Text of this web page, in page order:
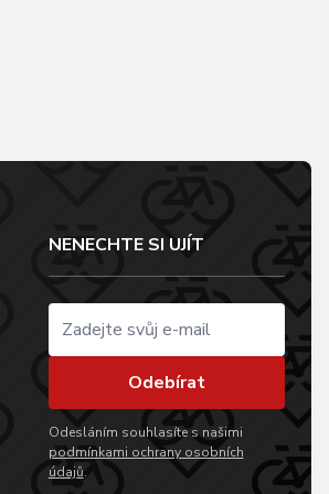
NENECHTE SI UJÍT
Odebírat
Odesláním souhlasíte s našimi
podmínkami ochrany osobních
údajů.